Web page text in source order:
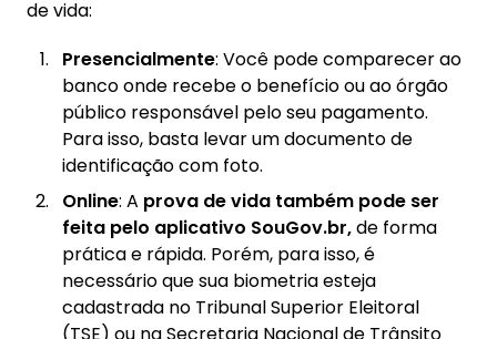
de vida:
Presencialmente: Você pode comparecer ao
banco onde recebe o benefício ou ao órgão
público responsável pelo seu pagamento.
Para isso, basta levar um documento de
identificação com foto.
Online: A prova de vida também pode ser
feita pelo aplicativo SouGov.br,de forma
prática e rápida. Porém, para isso, é
necessário que sua biometria esteja
cadastrada no Tribunal Superior Eleitoral